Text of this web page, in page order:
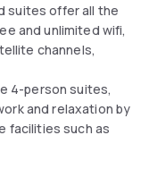
suites offer all the
and unlimited wifi,
channels,
4-person suites,
and relaxation by
facilities such as